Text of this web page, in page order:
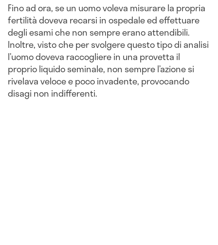
Fino ad ora, se un uomo voleva misurare la propria
fertilità doveva recarsi in ospedale ed effettuare
degli esami che non sempre erano attendibili.
Inoltre, visto che per svolgere questo tipo di analisi
l’uomo doveva raccogliere in una provetta il
proprio liquido seminale, non sempre l’azione si
rivelava veloce e poco invadente, provocando
disagi non indifferenti.